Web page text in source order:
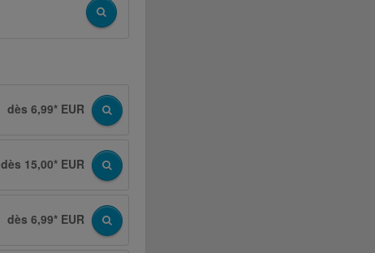
dès 6,99* EUR
dès 15,00* EUR
dès 6,99* EUR